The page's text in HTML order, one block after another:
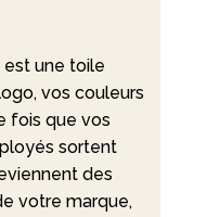
est une toile
vos couleurs
fois que vos
sortent
des
votre marque,